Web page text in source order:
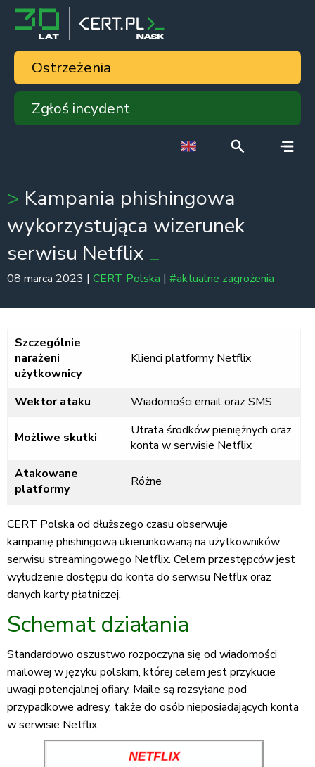
Ostrzeżenia
Zgłoś incydent
Kampania phishingowa
wykorzystująca wizerunek
serwisu Netflix
08 marca 2023 | CERT Polska | #aktualne zagrożenia
Szczególnie
narażeni
użytkownicy
Klienci platformy Netflix
Wektor ataku Wiadomości email oraz SMS
Możliwe skutki
Utrata środków pieniężnych oraz
konta w serwisie Netflix
Atakowane
platformy
Różne
CERT Polska od dłuższego czasu obserwuje
kampanię phishingową ukierunkowaną na użytkowników
serwisu streamingowego Netflix. Celem przestępców jest
wyłudzenie dostępu do konta do serwisu Netflix oraz
danych karty płatniczej.
Schemat działania
Standardowo oszustwo rozpoczyna się od wiadomości
mailowej w języku polskim, której celem jest przykucie
uwagi potencjalnej ofiary. Maile są rozsyłane pod
przypadkowe adresy, także do osób nieposiadających konta
w serwisie Netflix.